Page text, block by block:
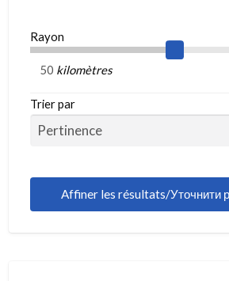
Rayon
kilomètres
Trier par
Affiner les résultats/Уточнити